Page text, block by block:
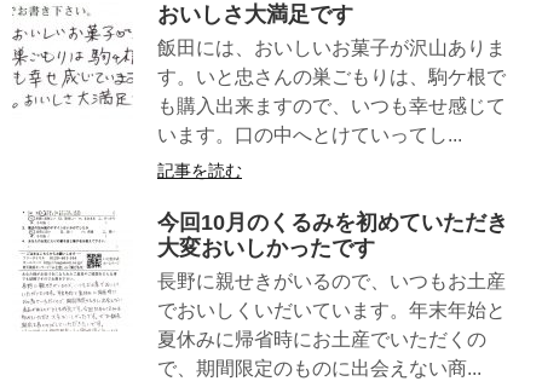
おいしさ大満足です
飯田には、おいしいお菓子が沢山ありま
す。いと忠さんの巣ごもりは、駒ケ根で
も購入出来ますので、いつも幸せ感じて
います。口の中へとけていってし...
記事を読む
今回10月のくるみを初めていただき
大変おいしかったです
長野に親せきがいるので、いつもお土産
でおいしくいだいています。年末年始と
夏休みに帰省時にお土産でいただくの
で、期間限定のものに出会えない商...